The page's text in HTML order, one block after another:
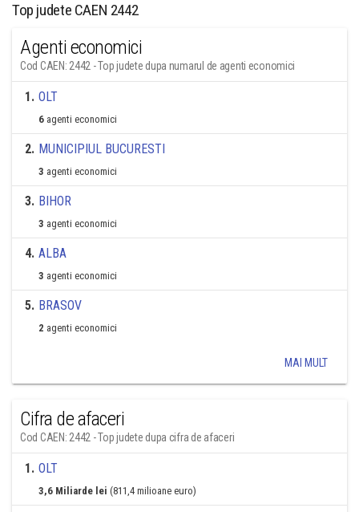
Top judete CAEN 2442
Agenti economici
Cod CAEN: 2442 - Top judete dupa numarul de agenti economici
1. OLT
6 agenti economici
2. MUNICIPIUL BUCURESTI
3 agenti economici
3. BIHOR
3 agenti economici
4. ALBA
3 agenti economici
5. BRASOV
2 agenti economici
MAI MULT
Cifra de afaceri
Cod CAEN: 2442 - Top judete dupa cifra de afaceri
1. OLT
3,6 Miliarde lei (811,4 milioane euro)